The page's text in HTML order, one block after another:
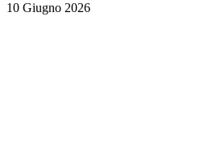
10 Giugno 2026